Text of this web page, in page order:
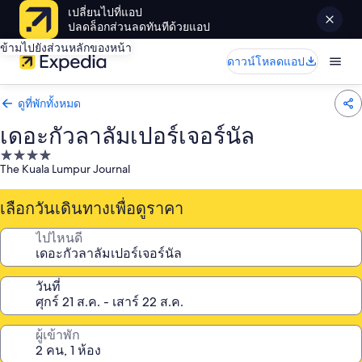
เปลี่ยนไปที่แอป
ปลดล็อกส่วนลดทันทีด้วยแอป
ข้ามไปยังส่วนหลักของหน้า
ดาวน์โหลดแอป
ดูที่พักทั้งหมด
เดอะกัวลาลัมเปอร์เจอร์นัล
ที่พัก
4.0
The Kuala Lumpur Journal
เลือกวันเดินทางเพื่อดูราคา
ไปไหนดี
วันที่
ผู้เข้าพัก